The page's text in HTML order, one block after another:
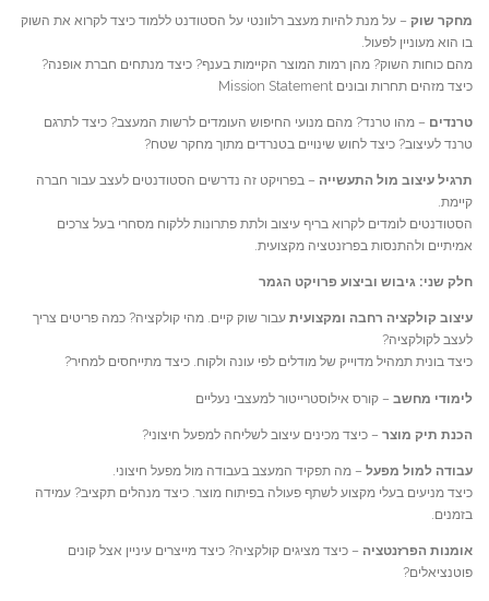
מחקר שוק – על מנת להיות מעצב רלוונטי על הסטודנט ללמוד כיצד לקרוא את השוק
בו הוא מעוניין לפעול.
מהם כוחות השוק? מהן רמות המוצר הקיימות בענף? כיצד מנתחים חברת אופנה?
כיצד מזהים תחרות ובונים Mission Statement
טרנדים – מהו טרנד? מהם מנועי החיפוש העומדים לרשות המעצב? כיצד לתרגם
טרנד לעיצוב? כיצד לחוש שינויים בטנרדים מתוך מחקר שטח?
תרגיל עיצוב מול התעשייה – בפרויקט זה נדרשים הסטודנטים לעצב עבור חברה
קיימת.
הסטודנטים לומדים לקרוא בריף עיצוב ולתת פתרונות ללקוח מסחרי בעל צרכים
אמיתיים ולהתנסות בפרזנטציה מקצועית.
חלק שני: גיבוש וביצוע פרויקט הגמר
עיצוב קולקציה רחבה ומקצועית עבור שוק קיים. מהי קולקציה? כמה פריטים צריך
לעצב לקולקציה?
כיצד בונית תמהיל מדוייק של מודלים לפי עונה ולקוח. כיצד מתייחסים למחיר?
לימודי מחשב – קורס אילוסטרייטור למעצבי נעליים
הכנת תיק מוצר – כיצד מכינים עיצוב לשליחה למפעל חיצוני?
עבודה למול מפעל – מה תפקיד המעצב בעבודה מול מפעל חיצוני.
כיצד מניעים בעלי מקצוע לשתף פעולה בפיתוח מוצר. כיצד מנהלים תקציב? עמידה
בזמנים.
אומנות הפרזנטציה – כיצד מציגים קולקציה? כיצד מייצרים עיניין אצל קונים
פוטנציאלים?